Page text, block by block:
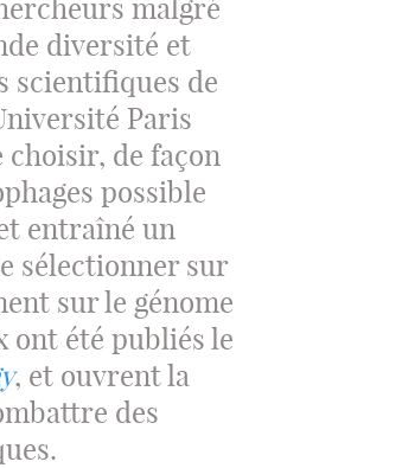
malgré
diversité et
scientifiques de
Paris
de façon
possible
entraîné un
sélectionner sur
sur le génome
ont été publiés le
, et ouvrent la
des